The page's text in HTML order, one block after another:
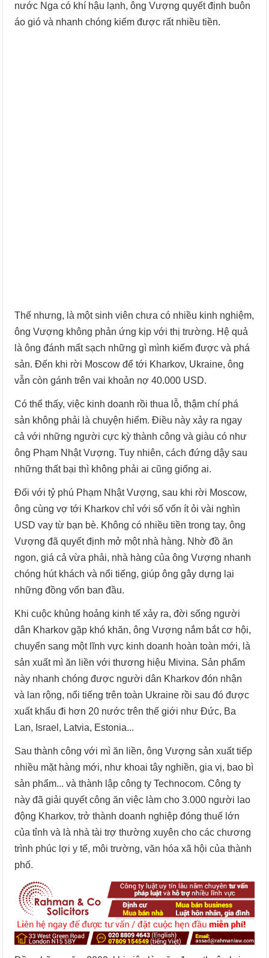
nước Nga có khí hậu lạnh, ông Vượng quyết định buôn
áo gió và nhanh chóng kiếm được rất nhiều tiền.
Thế nhưng, là một sinh viên chưa có nhiều kinh nghiệm,
ông Vượng không phản ứng kịp với thị trường. Hệ quả
là ông đánh mất sạch những gì mình kiếm được và phá
sản. Đến khi rời Moscow để tới Kharkov, Ukraine, ông
vẫn còn gánh trên vai khoản nợ 40.000 USD.
Có thể thấy, việc kinh doanh rồi thua lỗ, thậm chí phá
sản không phải là chuyện hiếm. Điều này xảy ra ngay
cả với những người cực kỳ thành công và giàu có như
ông Phạm Nhật Vượng. Tuy nhiên, cách đứng dậy sau
những thất bại thì không phải ai cũng giống ai.
Đối với tỷ phú Phạm Nhật Vượng, sau khi rời Moscow,
ông cùng vợ tới Kharkov chỉ với số vốn ít ỏi vài nghìn
USD vay từ bạn bè. Không có nhiều tiền trong tay, ông
Vượng đã quyết định mở một nhà hàng. Nhờ đồ ăn
ngon, giá cả vừa phải, nhà hàng của ông Vượng nhanh
chóng hút khách và nổi tiếng, giúp ông gây dựng lại
những đồng vốn ban đầu.
Khi cuộc khủng hoảng kinh tế xảy ra, đời sống người
dân Kharkov gặp khó khăn, ông Vượng nắm bắt cơ hội,
chuyển sang một lĩnh vực kinh doanh hoàn toàn mới, là
sản xuất mì ăn liền với thương hiệu Mivina. Sản phẩm
này nhanh chóng được người dân Kharkov đón nhận
và lan rộng, nổi tiếng trên toàn Ukraine rồi sau đó được
xuất khẩu đi hơn 20 nước trên thế giới như Đức, Ba
Lan, Israel, Latvia, Estonia...
Sau thành công với mì ăn liền, ông Vượng sản xuất tiếp
nhiều mặt hàng mới, như khoai tây nghiền, gia vị, bao bì
sản phẩm... và thành lập công ty Technocom. Công ty
này đã giải quyết công ăn việc làm cho 3.000 người lao
động Kharkov, trở thành doanh nghiệp đóng thuế lớn
của tỉnh và là nhà tài trợ thường xuyên cho các chương
trình phúc lợi y tế, môi trường, văn hóa xã hội của thành
phố.